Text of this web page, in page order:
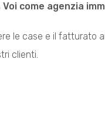
come agenzia
le case e il fatturato
clienti.